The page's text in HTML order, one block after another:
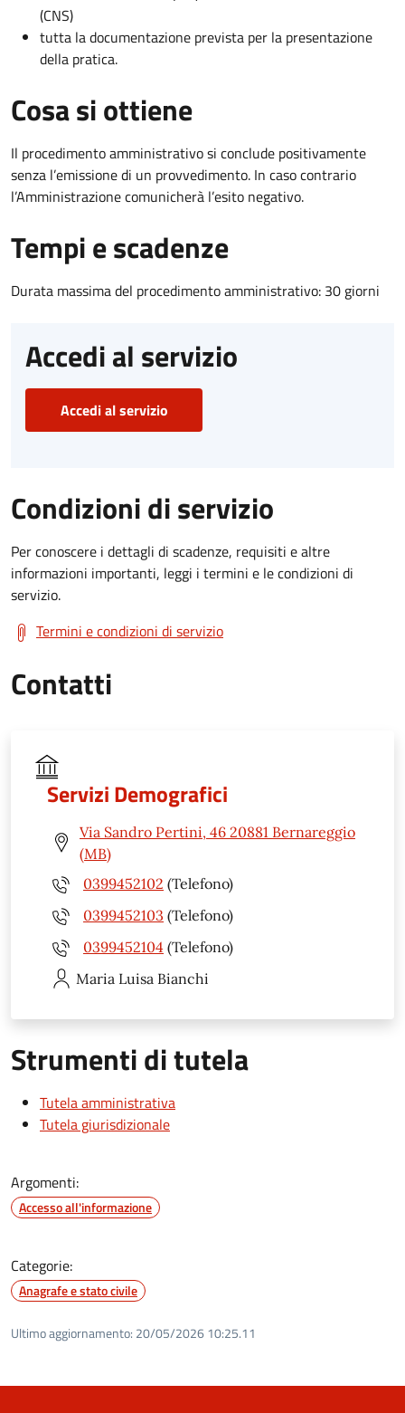
(CNS)
tutta la documentazione prevista per la presentazione
della pratica.
Cosa si ottiene
Il procedimento amministrativo si conclude positivamente
senza l’emissione di un provvedimento. In caso contrario
l’Amministrazione comunicherà l’esito negativo.
Tempi e scadenze
Durata massima del procedimento amministrativo: 30 giorni
Accedi al servizio
Accedi al servizio
Condizioni di servizio
Per conoscere i dettagli di scadenze, requisiti e altre
informazioni importanti, leggi i termini e le condizioni di
servizio.
Termini e condizioni di servizio
Contatti
Servizi Demografici
Via Sandro Pertini, 46 20881 Bernareggio
(MB)
0399452102 (Telefono)
0399452103 (Telefono)
0399452104 (Telefono)
Maria Luisa Bianchi
Strumenti di tutela
Tutela amministrativa
Tutela giurisdizionale
Argomenti:
Accesso all'informazione
Categorie:
Anagrafe e stato civile
Ultimo aggiornamento: 20/05/2026 10:25.11